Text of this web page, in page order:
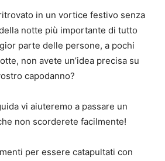
in un vortice festivo senza
notte più importante di tutto
parte delle persone, a pochi
non avete un’idea precisa su
capodanno?
vi aiuteremo a passare un
non scorderete facilmente!
per essere catapultati con